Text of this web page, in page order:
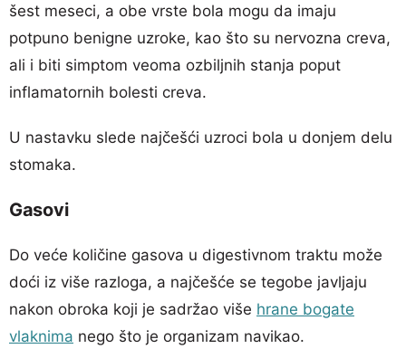
šest meseci, a obe vrste bola mogu da imaju
potpuno benigne uzroke, kao što su nervozna creva,
ali i biti simptom veoma ozbiljnih stanja poput
inflamatornih bolesti creva.
U nastavku slede najčešći uzroci bola u donjem delu
stomaka.
Gasovi
Do veće količine gasova u digestivnom traktu može
doći iz više razloga, a najčešće se tegobe javljaju
nakon obroka koji je sadržao više hrane bogate
vlaknima nego što je organizam navikao.